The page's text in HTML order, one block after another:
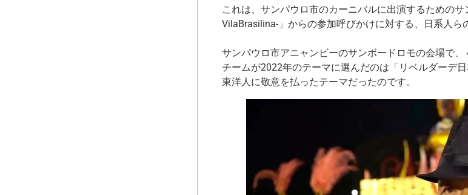
これは、サンパウロ市のカーニバルに出演するための
VilaBrasilina-」からの参加呼びかけに対する、日系人ら
サンパウロ市アニャンビーのサンボードロモの会場で
チームが2022年のテーマに選んだのは「リベルダー
東洋人に敬意を払ったテーマだったのです。